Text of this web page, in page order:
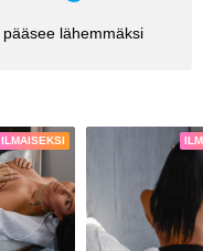
pääsee lähemmäksi
ILMAISEKSI